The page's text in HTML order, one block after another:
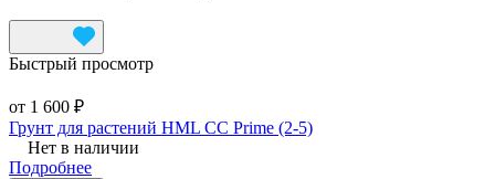
Быстрый просмотр
от 1 600 ₽
Грунт для растений HML CC Prime (2-5)
Нет в наличии
Подробнее